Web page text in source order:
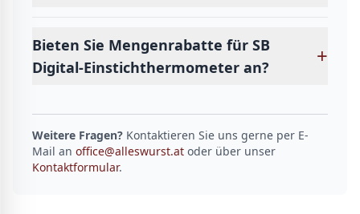
Bieten Sie Mengenrabatte für SB
Digital-Einstichthermometer an?
+
Weitere Fragen? Kontaktieren Sie uns gerne per E-
Mail an office@alleswurst.at oder über unser
Kontaktformular.